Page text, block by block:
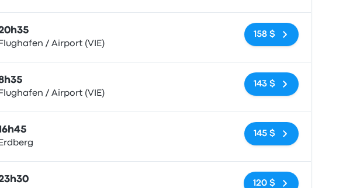
Flughafen / Airport (VIE)
Pas de balises
158 $
Flughafen / Airport (VIE)
Pas de balises
143 $
Erdberg
Pas de balises
145 $
Pas de balises
120 $